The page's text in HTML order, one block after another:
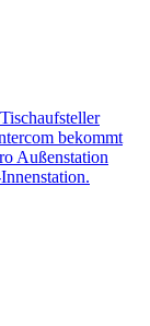
bekommt
Außenstation